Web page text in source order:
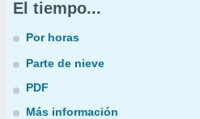
El tiempo...
Por horas
Parte de nieve
PDF
Más información